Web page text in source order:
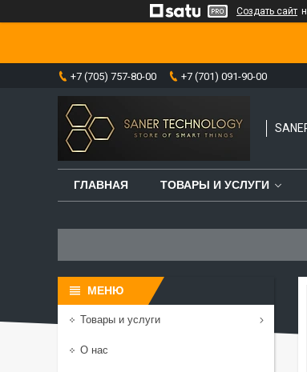
Создать сайт
+7 (705) 757-80-00 +7 (701) 091-90-00
ГЛАВНАЯ ТОВАРЫ И УСЛУГИ
Товары и услуги
О нас